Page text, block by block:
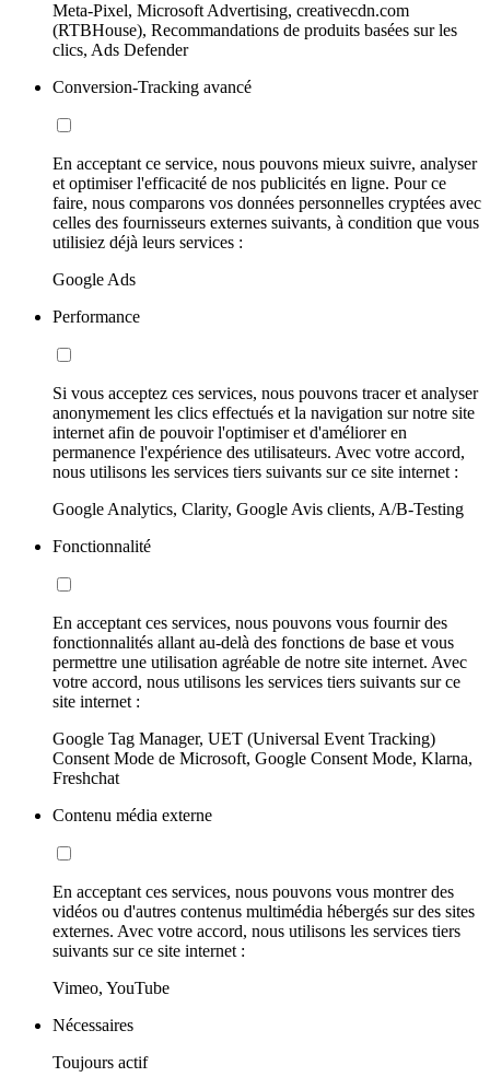
Meta-Pixel, Microsoft Advertising, creativecdn.com
(RTBHouse), Recommandations de produits basées sur les
clics, Ads Defender
Conversion-Tracking avancé
En acceptant ce service, nous pouvons mieux suivre, analyser
et optimiser l'efficacité de nos publicités en ligne. Pour ce
faire, nous comparons vos données personnelles cryptées avec
celles des fournisseurs externes suivants, à condition que vous
utilisiez déjà leurs services :
Google Ads
Performance
Si vous acceptez ces services, nous pouvons tracer et analyser
anonymement les clics effectués et la navigation sur notre site
internet afin de pouvoir l'optimiser et d'améliorer en
permanence l'expérience des utilisateurs. Avec votre accord,
nous utilisons les services tiers suivants sur ce site internet :
Google Analytics, Clarity, Google Avis clients, A/B-Testing
Fonctionnalité
En acceptant ces services, nous pouvons vous fournir des
fonctionnalités allant au-delà des fonctions de base et vous
permettre une utilisation agréable de notre site internet. Avec
votre accord, nous utilisons les services tiers suivants sur ce
site internet :
Google Tag Manager, UET (Universal Event Tracking)
Consent Mode de Microsoft, Google Consent Mode, Klarna,
Freshchat
Contenu média externe
En acceptant ces services, nous pouvons vous montrer des
vidéos ou d'autres contenus multimédia hébergés sur des sites
externes. Avec votre accord, nous utilisons les services tiers
suivants sur ce site internet :
Vimeo, YouTube
Nécessaires
Toujours actif